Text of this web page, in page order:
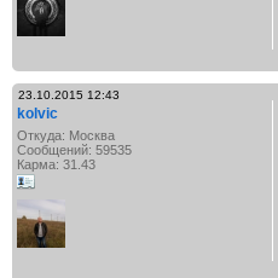
23.10.2015 12:43
kolvic
Откуда: Москва
Сообщений: 59535
Карма: 31.43